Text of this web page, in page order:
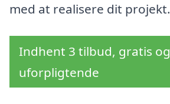
med at realisere dit projekt.
Indhent 3 tilbud, gratis og
uforpligtende